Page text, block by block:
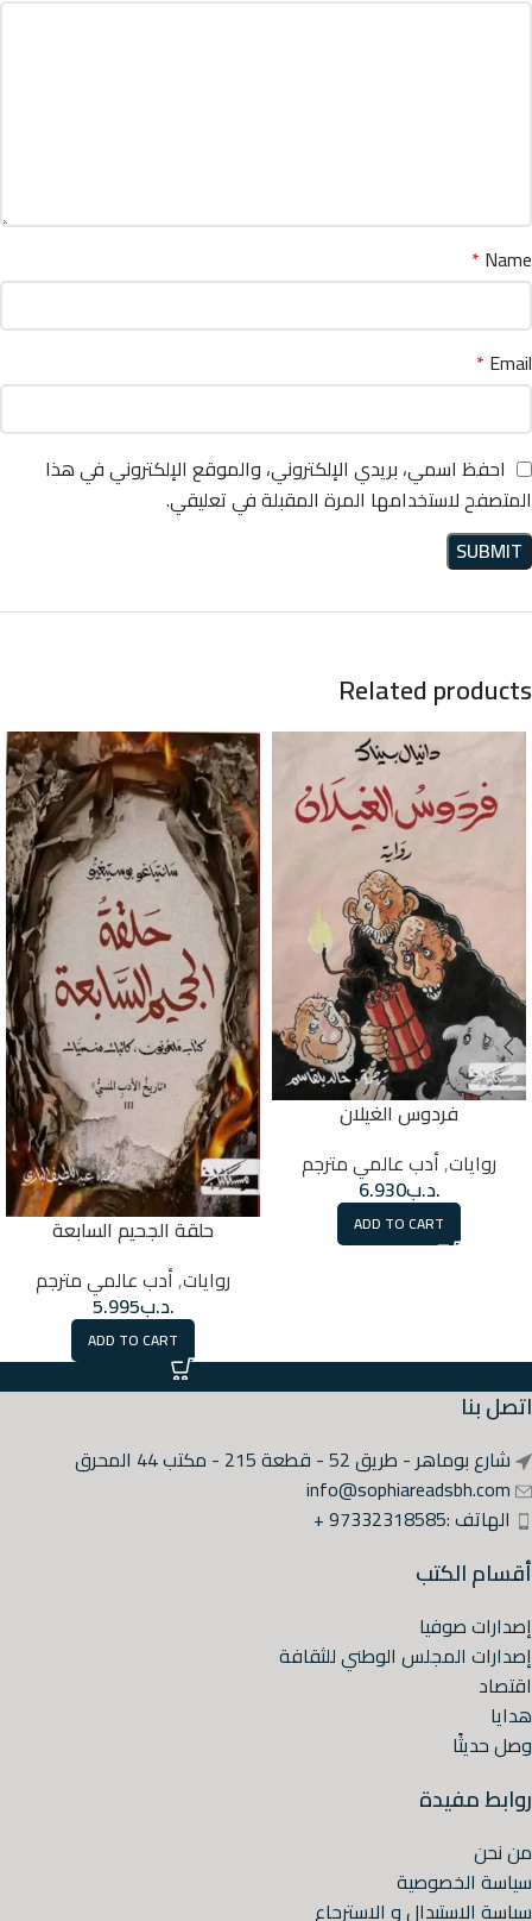
Name
*
Email
*
احفظ اسمي، بريدي الإلكتروني، والموقع الإلكتروني في هذا
المتصفح لاستخدامها المرة المقبلة في تعليقي.
Related products
فردوس الغيلان
روايات,أدب عالمي مترجم
.د.ب6.930
ADD TO CART
حلقة الجحيم السابعة
روايات,أدب عالمي مترجم
.د.ب5.995
ADD TO CART
اتصل بنا
شارع بوماهر - طريق 52 - قطعة 215 - مكتب 44 المحرق
info@sophiareadsbh.com
الهاتف :97332318585 +
أقسام الكتب
إصدارات صوفيا
إصدارات المجلس الوطني للثقافة
اقتصاد
هدايا
وصل حديثًا
روابط مفيدة
من نحن
سياسة الخصوصية
سياسة الاستبدال و الاسترجاع